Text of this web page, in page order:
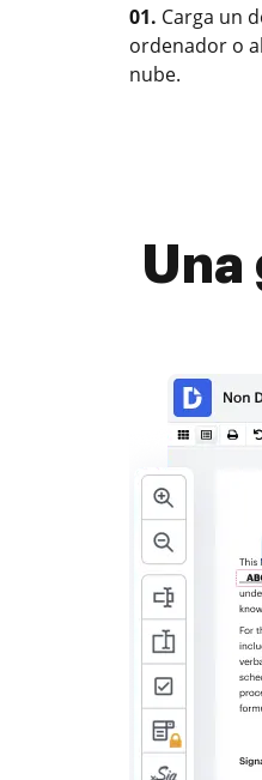
01. Carga un
ordenador o
nube.
Una